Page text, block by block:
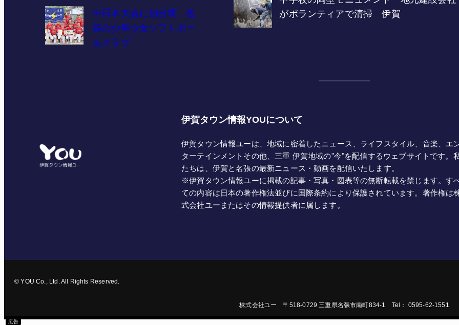
中日本大会に初出場 名
張の少年少女ソフトボー
ルクラブ
伊賀タウン情報YOUについて
伊賀タウン情報ユーは、地域に密着したニュース、ライフスタイル、音楽、エ
ターテインメントその他、三重 伊賀地域の"今"を配信するウェブサイトです。
たちは、伊賀と名張の最新ニュース・動画を配信いたします。
※伊賀タウン情報ユーに掲載の記事・写真・図表等の無断転載を禁じます。す
ての内容は日本の著作権法並びに国際条約により保護されています。著作権は
式会社ユーまたはその情報提供者に属します。
© YOU Co., Ltd. All Rights Reserved.
株式会社ユー 〒518-0729 三重県名張市南町834-1 Tel： 0595-62-1551